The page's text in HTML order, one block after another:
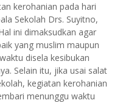
kerohanian pada hari
Sekolah Drs. Suyitno,
ini dimaksudkan agar
yang muslim maupun
disela kesibukan
Selain itu, jika usai salat
kegiatan kerohanian
menunggu waktu